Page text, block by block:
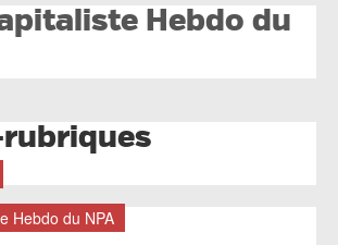
Hebdo du
Hebdo du NPA